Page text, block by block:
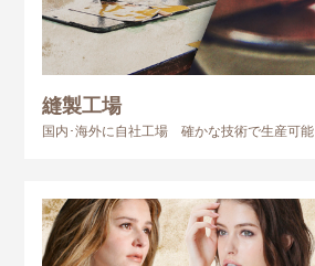
縫製工場
国内･海外に自社工場 確かな技術で生産可能